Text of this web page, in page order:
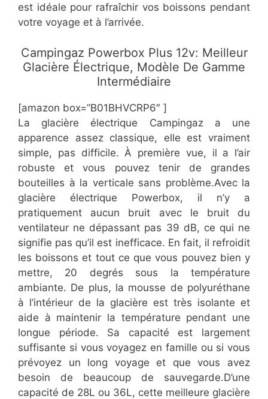
est idéale pour rafraîchir vos boissons pendant
votre voyage et à l’arrivée.
​​Campingaz Powerbox Plus 12v: Meilleur
Glacière Électrique, Modèle De Gamme
Intermédiaire
[amazon box=”​​B01BHVCRP6″ ]
​La glacière électrique Campingaz a une
apparence assez classique, elle est vraiment
simple, pas difficile. À première vue, il a l’air
robuste et vous pouvez tenir de grandes
bouteilles à la verticale sans problème.Avec la
glacière électrique Powerbox, il n’y a
pratiquement aucun bruit avec le bruit du
ventilateur ne dépassant pas 39 dB, ce qui ne
signifie pas qu’il est inefficace. En fait, il refroidit
les boissons et tout ce que vous pouvez bien y
mettre, 20 degrés sous la température
ambiante. De plus, la mousse de polyuréthane
à l’intérieur de la glacière est très isolante et
aide à maintenir la température pendant une
longue période. Sa capacité est largement
suffisante si vous voyagez en famille ou si vous
prévoyez un long voyage et que vous avez
besoin de beaucoup de sauvegarde.D’une
capacité de 28L ou 36L, cette meilleure glacière